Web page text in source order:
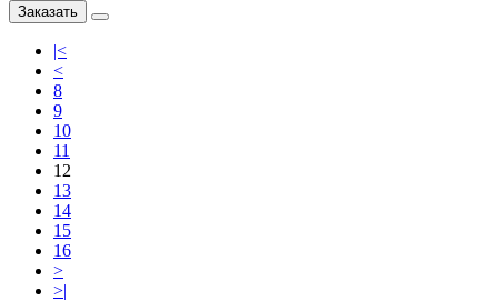
Заказать
|<
<
8
9
10
11
12
13
14
15
16
>
>|